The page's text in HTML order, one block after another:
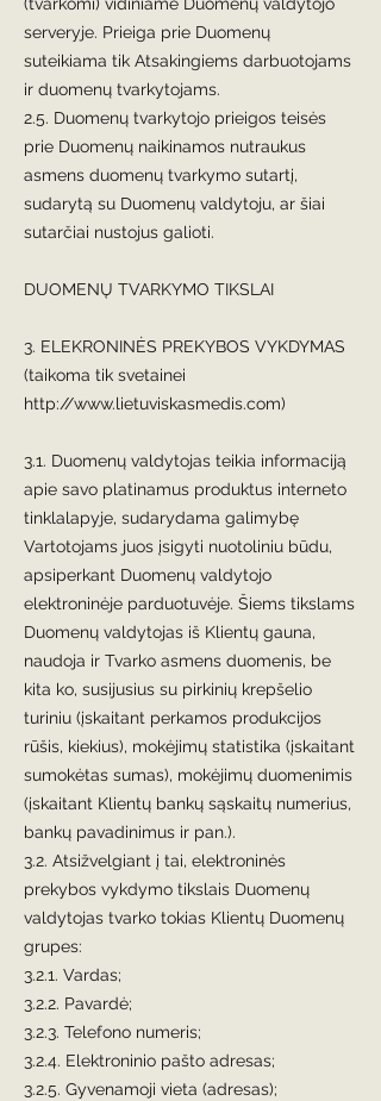
(tvarkomi) vidiniame Duomenų valdytojo
serveryje. Prieiga prie Duomenų
suteikiama tik Atsakingiems darbuotojams
ir duomenų tvarkytojams.
2.5. Duomenų tvarkytojo prieigos teisės
prie Duomenų naikinamos nutraukus
asmens duomenų tvarkymo sutartį,
sudarytą su Duomenų valdytoju, ar šiai
sutarčiai nustojus galioti.
DUOMENŲ TVARKYMO TIKSLAI
3. ELEKRONINĖS PREKYBOS VYKDYMAS
(taikoma tik svetainei
http://www.lietuviskasmedis.com)
3.1. Duomenų valdytojas teikia informaciją
apie savo platinamus produktus interneto
tinklalapyje, sudarydama galimybę
Vartotojams juos įsigyti nuotoliniu būdu,
apsiperkant Duomenų valdytojo
elektroninėje parduotuvėje. Šiems tikslams
Duomenų valdytojas iš Klientų gauna,
naudoja ir Tvarko asmens duomenis, be
kita ko, susijusius su pirkinių krepšelio
turiniu (įskaitant perkamos produkcijos
rūšis, kiekius), mokėjimų statistika (įskaitant
sumokėtas sumas), mokėjimų duomenimis
(įskaitant Klientų bankų sąskaitų numerius,
bankų pavadinimus ir pan.).
3.2. Atsižvelgiant į tai, elektroninės
prekybos vykdymo tikslais Duomenų
valdytojas tvarko tokias Klientų Duomenų
grupes:
3.2.1. Vardas;
3.2.2. Pavardė;
3.2.3. Telefono numeris;
3.2.4. Elektroninio pašto adresas;
3.2.5. Gyvenamoji vieta (adresas);